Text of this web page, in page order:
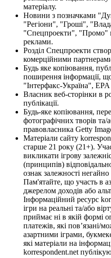
матеріалу.
Новини з позначками
"Регіони", "Гроші",
"Спецпроекти", "Промо"
реклами.
Розділ Спецпроекти
комерційними
Будь яке копіювання,
поширення інформації,
"Інтерфакс-Україна",
Власник веб-сторінки в
публікації.
Будь-яке копіювання,
фотографічних творів та/
правовласника Getty
Матеріали сайту
старше 21 року (21+).
викликати ігрову
(принципів)
ознак залежності негайно
Пам'ятайте, що участь в
джерелом доходів або
Інформаційний ресурс
ігри на реальні та/або
приймає ні в якій формі
платежів, які пов’язані/
азартними іграми,
які матеріали на
korrespondent.net